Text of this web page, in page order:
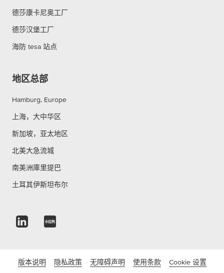
德莎康卡尼奥工厂
德莎汉堡工厂
海防 tesa 站点
地区总部
Hamburg, Europe
上海，大中华区
新加坡，亚太地区
北美大急流城
南美洲庫里提巴
土耳其伊斯坦布尔
版本说明 隐私政策 无障碍声明 使用条款 Cookie 设置